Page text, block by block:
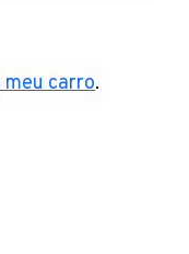
meu carro.